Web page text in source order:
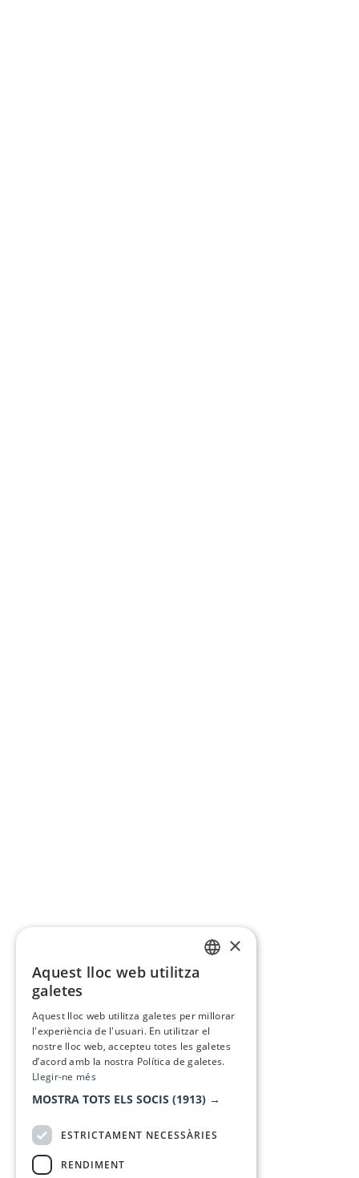
×
Aquest lloc web utilitza
galetes
Aquest lloc web utilitza galetes per millorar
l'experiència de l'usuari. En utilitzar el
nostre lloc web, accepteu totes les galetes
d’acord amb la nostra Política de galetes.
Llegir-ne més
MOSTRA TOTS ELS SOCIS (1913) →
ESTRICTAMENT NECESSÀRIES
RENDIMENT